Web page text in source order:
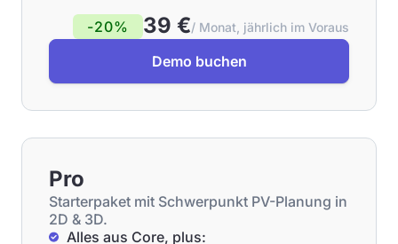
-20% 39 €/ Monat, jährlich im Voraus
Demo buchen
Pro
Starterpaket mit Schwerpunkt PV-Planung in
2D & 3D.
Alles aus Core, plus: